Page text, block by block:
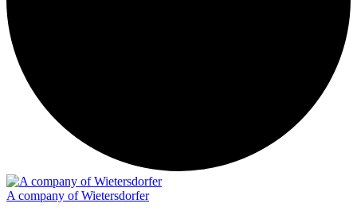
A company of Wietersdorfer